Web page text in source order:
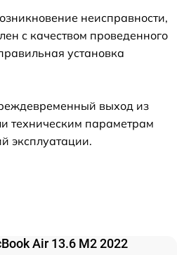
неисправности,
с качеством проведенного
установка
выход из
техническим параметрам
эксплуатации.
Air 13.6 M2 2022